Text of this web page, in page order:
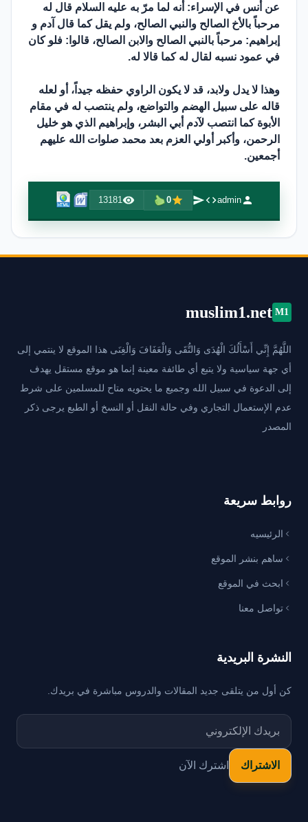
عن أنس في الإسراء: أنه لما مرّ به عليه السلام قال له
مرحباً بالأخ الصالح والنبي الصالح، ولم يقل كما قال آدم و
إبراهيم: مرحباً بالنبي الصالح والابن الصالح، قالوا: فلو كان
في عمود نسبه لقال له كما قالا له.
وهذا لا يدل ولابد، قد لا يكون الراوي حفظه جيداً، أو لعله
قاله على سبيل الهضم والتواضع، ولم ينتصب له في مقام
الأبوة كما انتصب لآدم أبي البشر، وإبراهيم الذي هو خليل
الرحمن، وأكبر أولي العزم بعد محمد صلوات الله عليهم
أجمعين.
admin
0
13181
M1
muslim1.net
اللَّهُمَّ إِنِّي أَسْأَلُكَ الْهُدَى وَالتُّقَى وَالْعَفَافَ وَالْغِنَى هذا الموقع لا ينتمي إلى
أي جهة سياسية ولا يتبع أي طائفة معينة إنما هو موقع مستقل يهدف
إلى الدعوة في سبيل الله وجميع ما يحتويه متاح للمسلمين على شرط
عدم الإستعمال التجاري وفي حالة النقل أو النسخ أو الطبع يرجى ذكر
المصدر
روابط سريعة
الرئيسيه
ساهم بنشر الموقع
ابحث في الموقع
تواصل معنا
النشرة البريدية
كن أول من يتلقى جديد المقالات والدروس مباشرة في بريدك.
اشترك الآن